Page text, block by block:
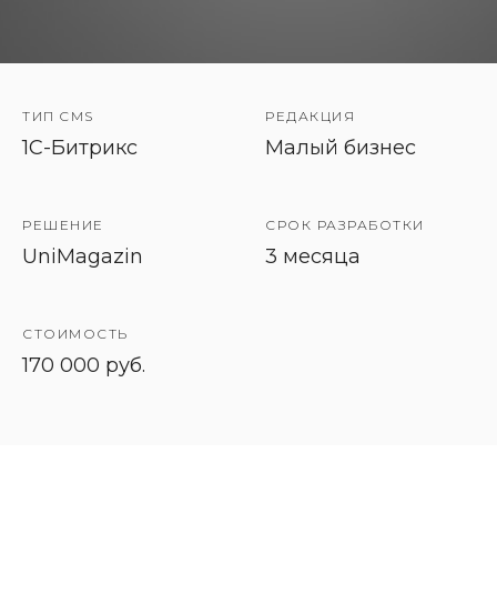
ТИП CMS
1C-Битрикс
РЕДАКЦИЯ
Малый бизнес
РЕШЕНИЕ
UniMagazin
СРОК РАЗРАБОТКИ
3 месяца
СТОИМОСТЬ
170 000 руб.